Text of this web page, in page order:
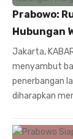
Prabowo:
Hubungan
Jakarta,
menyambut
penerbangan
diharapkan